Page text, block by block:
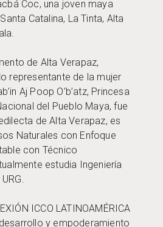
Coc, una joven maya
Catalina, La Tinta, Alta
de Alta Verapaz,
representante de la mujer
Aj Poop O’b’atz, Princesa
del Pueblo Maya, fue
de Alta Verapaz, es
Naturales con Enfoque
con Técnico
estudia Ingeniería
ICCO LATINOAMÉRICA
y empoderamiento